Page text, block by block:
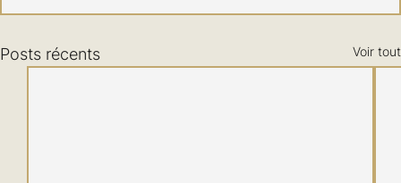
Posts récents Voir tout